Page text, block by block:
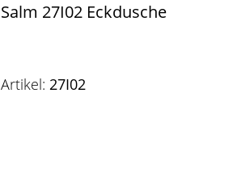
Salm 27I02 Eckdusche
Artikel: 27I02